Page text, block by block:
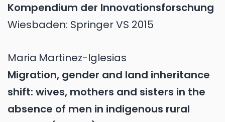
Kompendium der Innovationsforschung
Wiesbaden: Springer VS 2015
Maria Martinez-Iglesias
Migration, gender and land inheritance
shift: wives, mothers and sisters in the
absence of men in indigenous rural